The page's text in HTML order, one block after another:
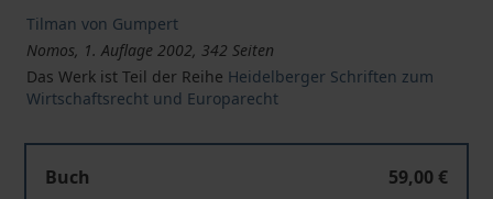
Tilman von Gumpert
Nomos, 1. Auflage 2002, 342 Seiten
Das Werk ist Teil der Reihe Heidelberger Schriften zum
Wirtschaftsrecht und Europarecht
Buch
59,00 €